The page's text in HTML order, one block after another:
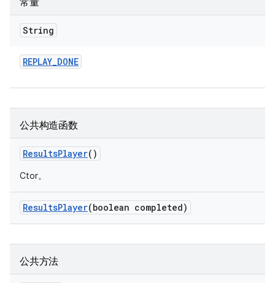
常量
String
REPLAY_DONE
公共构造函数
ResultsPlayer()
Ctor。
ResultsPlayer(boolean completed)
公共方法